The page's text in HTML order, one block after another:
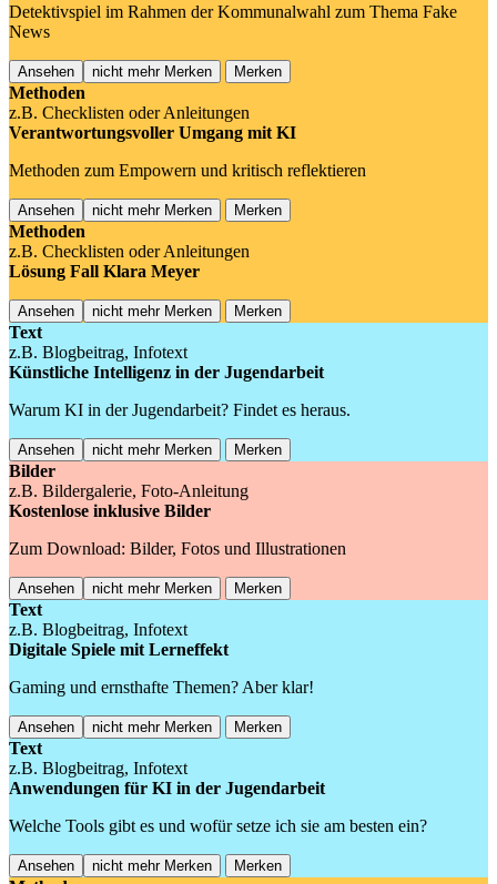
Detektivspiel im Rahmen der Kommunalwahl zum Thema Fake
News
Ansehen nicht mehr Merken Merken
Methoden
z.B. Checklisten oder Anleitungen
Verantwortungsvoller Umgang mit KI
Methoden zum Empowern und kritisch reflektieren
Ansehen nicht mehr Merken Merken
Methoden
z.B. Checklisten oder Anleitungen
Lösung Fall Klara Meyer
Ansehen nicht mehr Merken Merken
Text
z.B. Blogbeitrag, Infotext
Künstliche Intelligenz in der Jugendarbeit
Warum KI in der Jugendarbeit? Findet es heraus.
Ansehen nicht mehr Merken Merken
Bilder
z.B. Bildergalerie, Foto-Anleitung
Kostenlose inklusive Bilder
Zum Download: Bilder, Fotos und Illustrationen
Ansehen nicht mehr Merken Merken
Text
z.B. Blogbeitrag, Infotext
Digitale Spiele mit Lerneffekt
Gaming und ernsthafte Themen? Aber klar!
Ansehen nicht mehr Merken Merken
Text
z.B. Blogbeitrag, Infotext
Anwendungen für KI in der Jugendarbeit
Welche Tools gibt es und wofür setze ich sie am besten ein?
Ansehen nicht mehr Merken Merken